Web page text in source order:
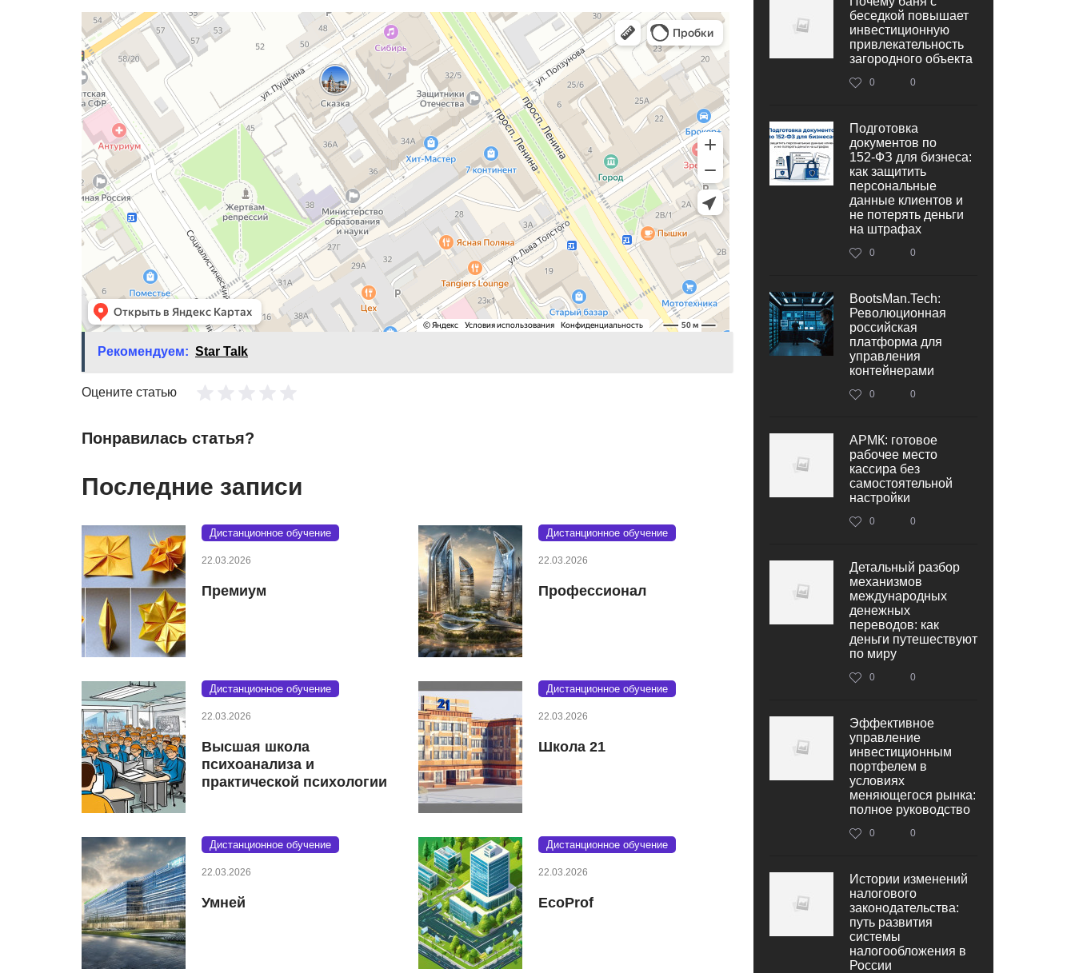
Рекомендуем: Star Talk
Оцените статью
Понравилась статья?
Последние записи
Дистанционное обучение
22.03.2026
Премиум
Дистанционное обучение
22.03.2026
Профессионал
Дистанционное обучение
22.03.2026
Высшая школа
психоанализа и
практической психологии
Дистанционное обучение
22.03.2026
Школа 21
Дистанционное обучение
22.03.2026
Умней
Дистанционное обучение
22.03.2026
EcoProf
беседкой повышает
инвестиционную
привлекательность
загородного объекта
0 0
Подготовка
документов по
152‑ФЗ для бизнеса:
как защитить
персональные
данные клиентов и
не потерять деньги
на штрафах
0 0
BootsMan.Tech:
Революционная
российская
платформа для
управления
контейнерами
0 0
АРМК: готовое
рабочее место
кассира без
самостоятельной
настройки
0 0
Детальный разбор
механизмов
международных
денежных
переводов: как
деньги путешествуют
по миру
0 0
Эффективное
управление
инвестиционным
портфелем в
условиях
меняющегося рынка:
полное руководство
0 0
Истории изменений
налогового
законодательства:
путь развития
системы
налогообложения в
России